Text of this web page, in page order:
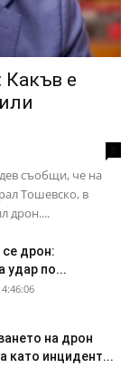
Какъв е
съобщи, че на
Тошевско, в
дрон....
се дрон:
удар по...
на дрон
като инцидент...